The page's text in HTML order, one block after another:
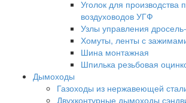
Уголок для производства
воздуховодов УГФ
Узлы управления
Хомуты, ленты с
Шина монтажная
Шпилька резьбовая
Дымоходы
Газоходы из нержавеющей
Двухконтурные дымоходы